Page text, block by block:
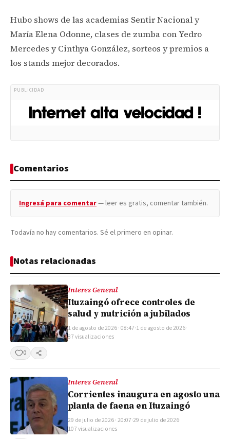
Hubo shows de las academias Sentir Nacional y
María Elena Odonne, clases de zumba con Yedro
Mercedes y Cinthya González, sorteos y premios a
los stands mejor decorados.
PUBLICIDAD
Comentarios
Ingresá para comentar— leer es gratis, comentar también.
Todavía no hay comentarios. Sé el primero en opinar.
Notas relacionadas
Interes General
Ituzaingó ofrece controles de
salud y nutrición a jubilados
1 de agosto de 2026 · 08:47·1 de agosto de 2026·
87 visualizaciones
0
Compartir
Interes General
Corrientes inaugura en agosto una
planta de faena en Ituzaingó
29 de julio de 2026 · 20:07·29 de julio de 2026·
107 visualizaciones